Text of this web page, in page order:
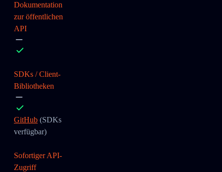
Dokumentation
zur öffentlichen
API
SDKs / Client-
Bibliotheken
GitHub (SDKs
verfügbar)
Sofortiger API-
Zugriff